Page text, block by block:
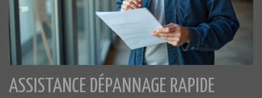
ASSISTANCE DÉPANNAGE RAPIDE